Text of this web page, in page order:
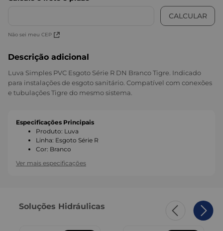
Não sei meu CEP
Descrição adicional
Luva Simples PVC Esgoto Série R DN Branco Tigre. Indicado
para instalações de esgoto sanitário. Compatível com conexões
e tubulações Tigre do mesmo sistema.
Especificações Principais
Produto: Luva
Linha: Esgoto Série R
Cor: Branco
Ver mais especificações
Soluções Hidráulicas